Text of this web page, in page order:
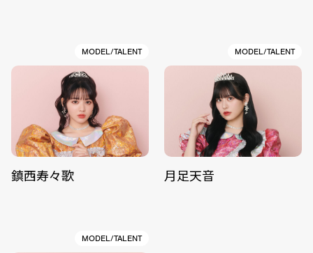
MODEL/TALENT
鎮西寿々歌
MODEL/TALENT
月足天音
MODEL/TALENT